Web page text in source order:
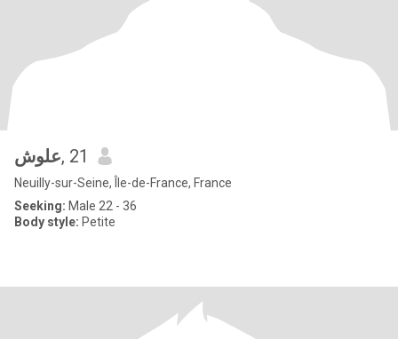
علوش, 21
Neuilly-sur-Seine, Île-de-France, France
Seeking: Male 22 - 36
Body style: Petite